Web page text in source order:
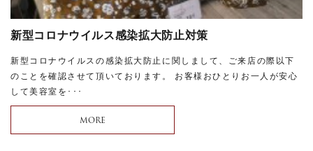
新型コロナウイルス感染拡大防止対策
新型コロナウイルスの感染拡大防止に関しまして、ご来店の際以下
のことを確認させて頂いております。 お客様おひとりお一人が安心
して美容室を･･･
MORE